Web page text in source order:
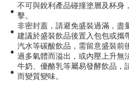
●
不可與銳利產品碰撞塗層及杯身
擊。
●
非密封蓋，請避免盛裝過滿，盡
建議於盛裝飲品後置入包包或攜
●
汽水等碳酸飲品，需留意盛裝前
過多氣體而溢出，或內壓上升無
●
牛奶、優酪乳等屬易發酵飲品，
而變質變味。